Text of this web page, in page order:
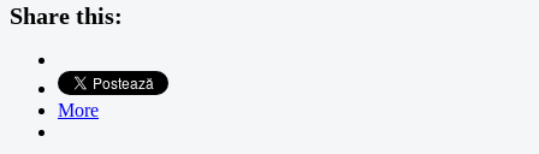
Share this:
More